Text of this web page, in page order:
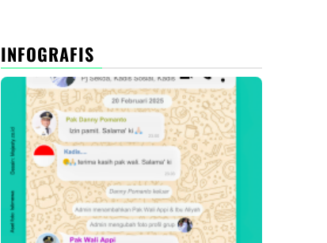
INFOGRAFIS